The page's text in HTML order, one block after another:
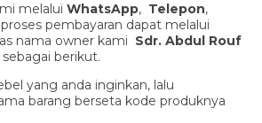
melalui WhatsApp, Telepon,
pembayaran dapat melalui
nama owner kami Sdr. Abdul Rouf
berikut.
yang anda inginkan, lalu
barang berseta kode produknya